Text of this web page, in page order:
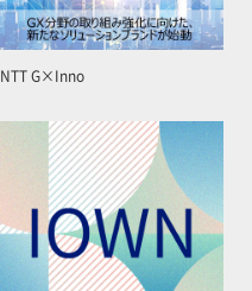
NTT G×Inno